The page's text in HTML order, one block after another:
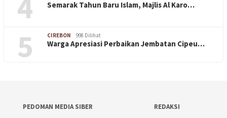
Semarak Tahun Baru Islam, Majlis Al Karo…
5 CIREBON 998 Dilihat
Warga Apresiasi Perbaikan Jembatan Cipeu…
PEDOMAN MEDIA SIBER
REDAKSI